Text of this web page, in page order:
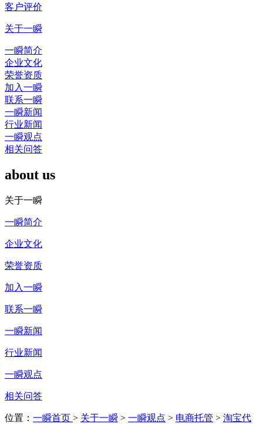
客户评价
关于一瞬
一瞬简介
企业文化
荣誉资质
加入一瞬
联系一瞬
一瞬新闻
行业新闻
一瞬观点
相关问答
about us
关于一瞬
一瞬简介
企业文化
荣誉资质
加入一瞬
联系一瞬
一瞬新闻
行业新闻
一瞬观点
相关问答
位置： 一瞬首页 > 关于一瞬 > 一瞬观点 > 电商托管 > 淘宝代